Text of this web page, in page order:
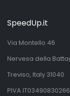
SpeedUp.it
Via Montello 46
Nervesa della
Treviso, Italy 31040
PIVA IT03490830266